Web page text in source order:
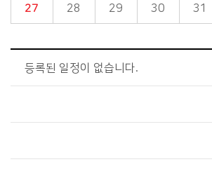
27 28 29 30 31
등록된 일정이 없습니다.